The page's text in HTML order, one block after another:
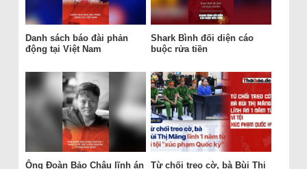
Danh sách báo đài phản
động tại Việt Nam
Shark Bình đối diện cáo
buộc rửa tiền
Ông Đoàn Bảo Châu lĩnh án Từ chối treo cờ, bà Bùi Thị